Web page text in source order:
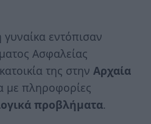
γυναίκα εντόπισαν
Ασφαλείας
της στην Αρχαία
με πληροφορίες
προβλήματα.